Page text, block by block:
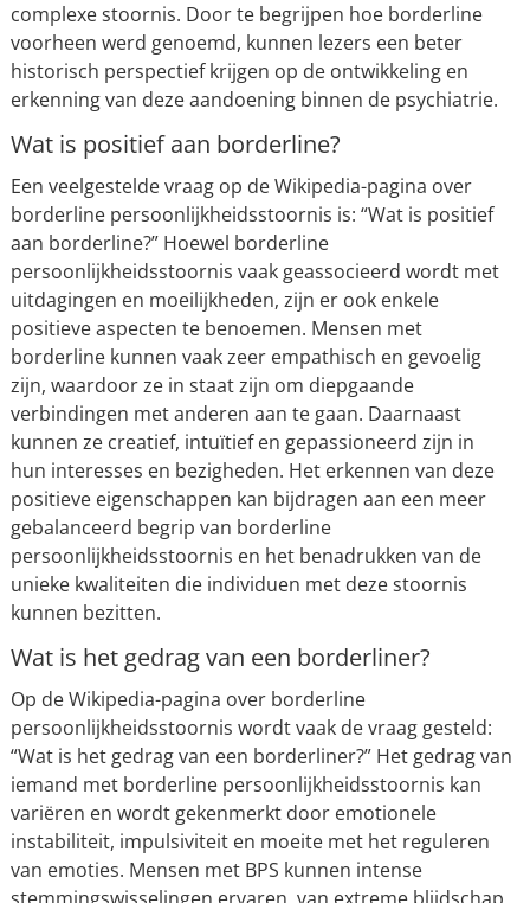
complexe stoornis. Door te begrijpen hoe borderline
voorheen werd genoemd, kunnen lezers een beter
historisch perspectief krijgen op de ontwikkeling en
erkenning van deze aandoening binnen de psychiatrie.
Wat is positief aan borderline?
Een veelgestelde vraag op de Wikipedia-pagina over
borderline persoonlijkheidsstoornis is: “Wat is positief
aan borderline?” Hoewel borderline
persoonlijkheidsstoornis vaak geassocieerd wordt met
uitdagingen en moeilijkheden, zijn er ook enkele
positieve aspecten te benoemen. Mensen met
borderline kunnen vaak zeer empathisch en gevoelig
zijn, waardoor ze in staat zijn om diepgaande
verbindingen met anderen aan te gaan. Daarnaast
kunnen ze creatief, intuïtief en gepassioneerd zijn in
hun interesses en bezigheden. Het erkennen van deze
positieve eigenschappen kan bijdragen aan een meer
gebalanceerd begrip van borderline
persoonlijkheidsstoornis en het benadrukken van de
unieke kwaliteiten die individuen met deze stoornis
kunnen bezitten.
Wat is het gedrag van een borderliner?
Op de Wikipedia-pagina over borderline
persoonlijkheidsstoornis wordt vaak de vraag gesteld:
“Wat is het gedrag van een borderliner?” Het gedrag van
iemand met borderline persoonlijkheidsstoornis kan
variëren en wordt gekenmerkt door emotionele
instabiliteit, impulsiviteit en moeite met het reguleren
van emoties. Mensen met BPS kunnen intense